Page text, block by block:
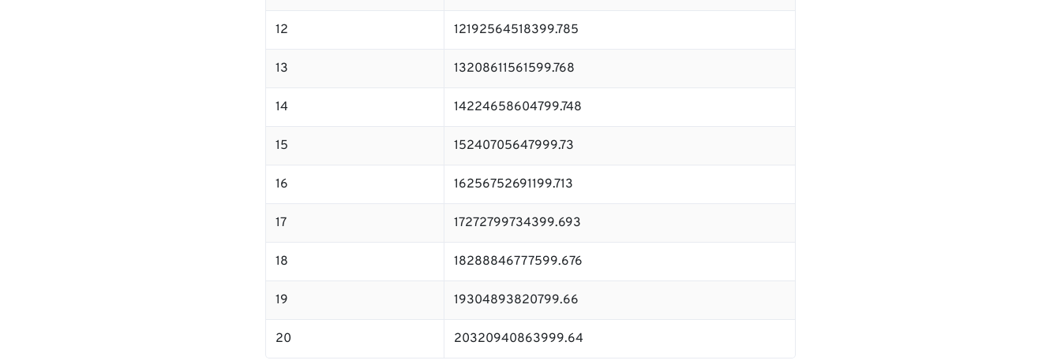
12 12192564518399.785
13 13208611561599.768
14 14224658604799.748
15 15240705647999.73
16 16256752691199.713
17 17272799734399.693
18 18288846777599.676
19 19304893820799.66
20 20320940863999.64